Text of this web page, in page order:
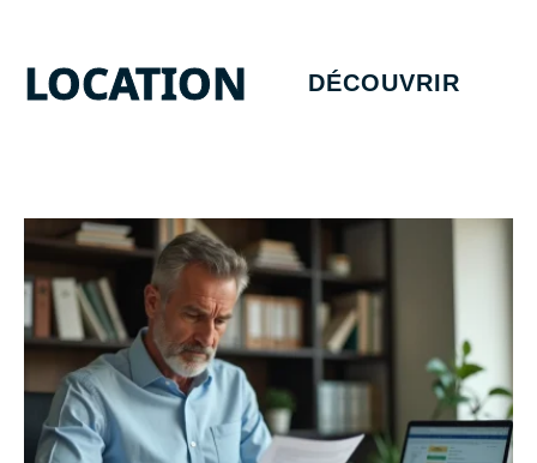
LOCATION DÉCOUVRIR